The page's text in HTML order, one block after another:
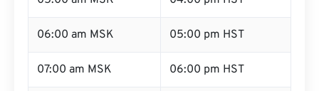
06:00 am MSK 05:00 pm HST
07:00 am MSK 06:00 pm HST